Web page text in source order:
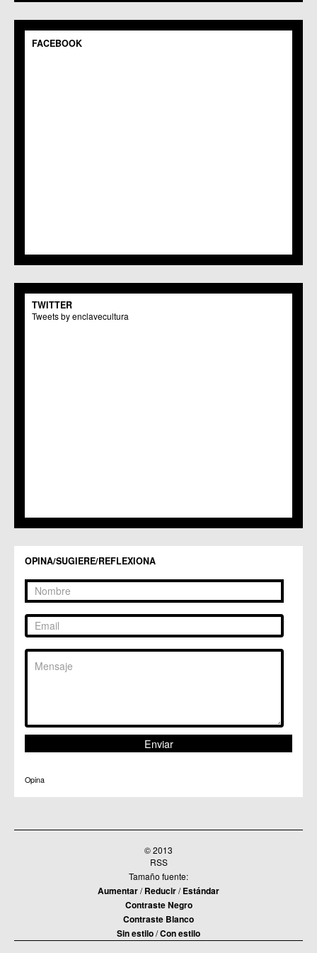
C.M. Gea y Truyols
C.C.S. La Paz
C.M. El Carmen
Centros Culturales
C.C. Puertas de Castilla
C.C. Zarandona
FACEBOOK
TWITTER
Tweets by enclavecultura
OPINA/SUGIERE/REFLEXIONA
Opina
© 2013
RSS
Tamaño fuente:
Aumentar/Reducir/Estándar
Contraste Negro
Contraste Blanco
Sin estilo/Con estilo